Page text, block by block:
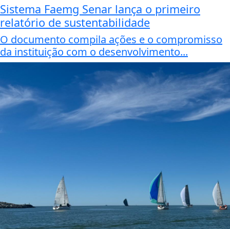
Sistema Faemg Senar lança o primeiro
relatório de sustentabilidade
O documento compila ações e o compromisso
da instituição com o desenvolvimento...